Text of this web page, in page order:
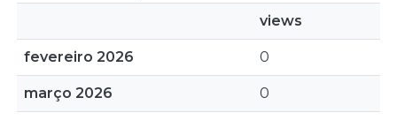
views
fevereiro 2026 0
março 2026 0